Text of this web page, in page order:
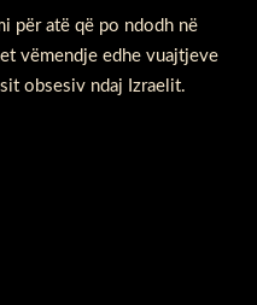
për atë që po ndodh në
vëmendje edhe vuajtjeve
obsesiv ndaj Izraelit.